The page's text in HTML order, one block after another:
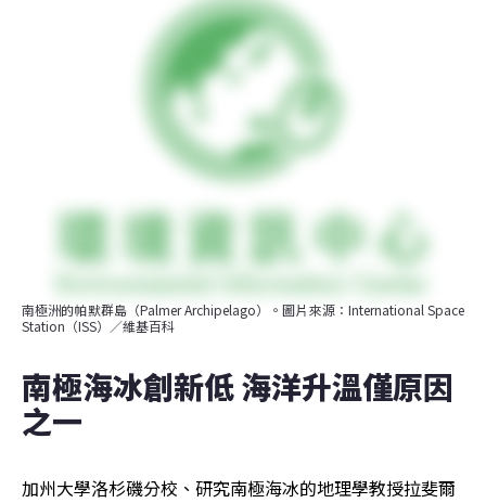
南極洲的帕默群島（Palmer Archipelago）。圖片來源：International Space
Station（ISS）／維基百科
南極海冰創新低 海洋升溫僅原因
之一
加州大學洛杉磯分校、研究南極海冰的地理學教授拉斐​​爾